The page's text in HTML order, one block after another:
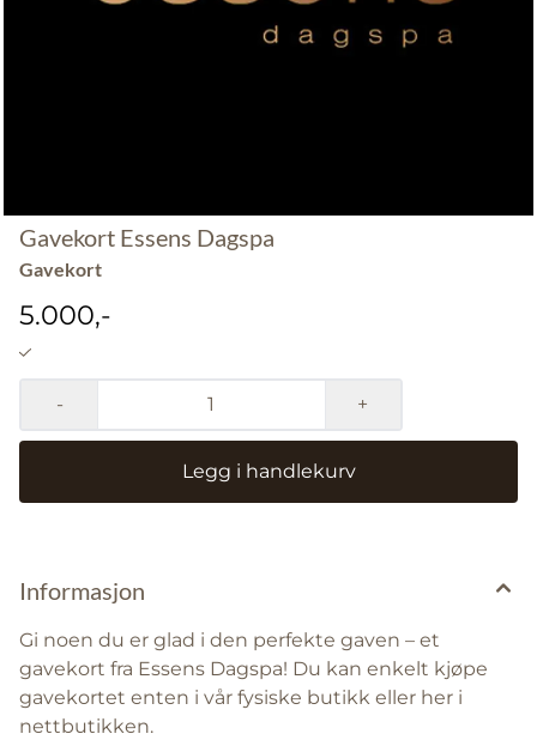
Gavekort Essens Dagspa
Gavekort
5.000,-
- +
Legg i handlekurv
Informasjon
Gi noen du er glad i den perfekte gaven – et
gavekort fra Essens Dagspa! Du kan enkelt kjøpe
gavekortet enten i vår fysiske butikk eller her i
nettbutikken.